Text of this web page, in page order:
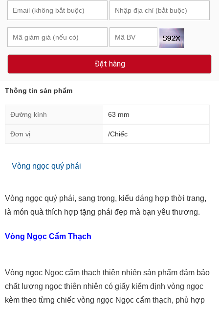
Đặt hàng
Thông tin sản phẩm
Đường kính 63 mm
Đơn vị /Chiếc
Vòng ngọc quý phái
Vòng ngọc quý phái, sang trọng, kiểu dáng hợp thời trang,
là món quà thích hợp tặng phái đẹp mà bạn yêu thương.
Vòng Ngọc Cẩm Thạch
Vòng ngọc Ngọc cẩm thạch thiên nhiên sản phẩm đảm bảo
chất lượng ngọc thiên nhiên có giấy kiểm định vòng ngọc
kèm theo từng chiếc vòng ngọc Ngọc cẩm thạch, phù hợp